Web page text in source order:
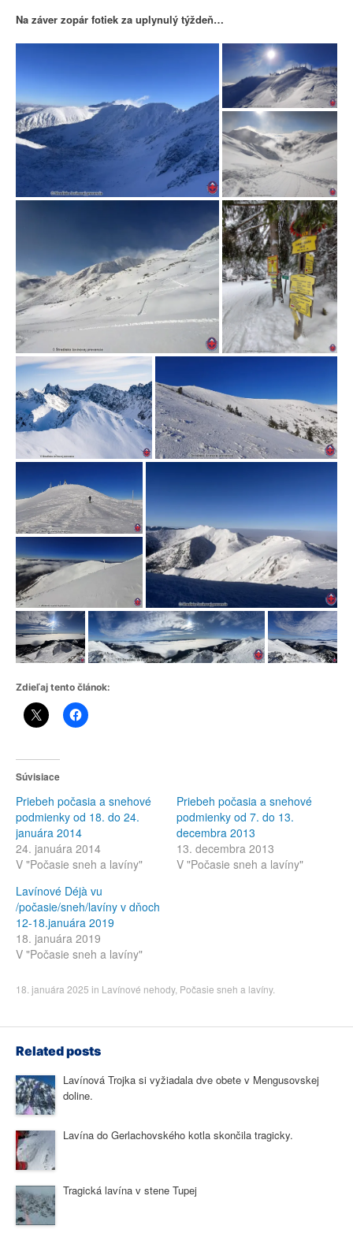
Na záver zopár fotiek za uplynulý týždeň…
Zdieľaj tento článok:
Súvisiace
Priebeh počasia a snehové
podmienky od 18. do 24.
januára 2014
24. januára 2014
V "Počasie sneh a lavíny"
Priebeh počasia a snehové
podmienky od 7. do 13.
decembra 2013
13. decembra 2013
V "Počasie sneh a lavíny"
Lavínové Déjà vu
/počasie/sneh/lavíny v dňoch
12-18.januára 2019
18. januára 2019
V "Počasie sneh a lavíny"
18. januára 2025 in Lavínové nehody, Počasie sneh a lavíny.
Related posts
Lavínová Trojka si vyžiadala dve obete v Mengusovskej
doline.
Lavína do Gerlachovského kotla skončila tragicky.
Tragická lavína v stene Tupej